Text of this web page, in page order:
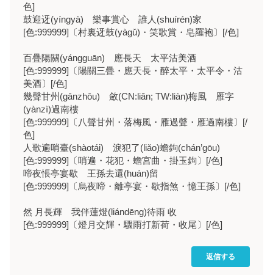
色]
鼓迎迓(yíngyà) 樂事賞心 誰人(shuírén)家
[色:999999]〔村裏迓鼓(yàɡǔ)・笑歌賞・皂羅袍〕[/色]
百疊陽關(yángguān) 應長天 太平沽美酒
[色:999999]〔陽關三疊・應天長・醉太平・太平令・沽
美酒〕[/色]
幾聲甘州(gānzhōu) 斂(CN:liǎn; TW:liàn)梅風 雁字
(yànzì)過南樓
[色:999999]〔八聲甘州・落梅風・雁過聲・雁過南樓〕[/
色]
人歌遍哨臺(shàotái) 淚犯了(liǎo)蟾鉤(chán’gōu)
[色:999999]〔哨遍・花犯・蟾宮曲・掛玉鉤〕[/色]
啼夜悵亭宴歇 王孫去還(huán)留
[色:999999]〔烏夜啼・離亭宴・歇指煞・憶王孫〕[/色]
然 月長輝 我伴蓮燈(liándēng)待雨 收
[色:999999]〔燈月交輝・驟雨打新荷・收尾〕[/色]
返信する